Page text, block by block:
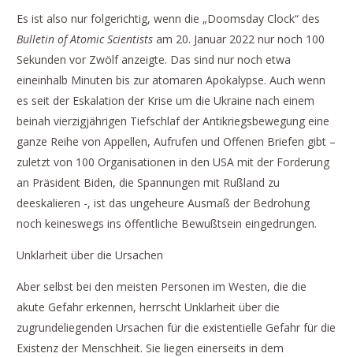
Es ist also nur folgerichtig, wenn die „Doomsday Clock“ des
Bulletin of Atomic Scientistsam 20. Januar 2022 nur noch 100
Sekunden vor Zwölf anzeigte. Das sind nur noch etwa
eineinhalb Minuten bis zur atomaren Apokalypse. Auch wenn
es seit der Eskalation der Krise um die Ukraine nach einem
beinah vierzigjährigen Tiefschlaf der Antikriegsbewegung eine
ganze Reihe von Appellen, Aufrufen und Offenen Briefen gibt –
zuletzt von 100 Organisationen in den USA mit der Forderung
an Präsident Biden, die Spannungen mit Rußland zu
deeskalieren -, ist das ungeheure Ausmaß der Bedrohung
noch keineswegs ins öffentliche Bewußtsein eingedrungen.
Unklarheit über die Ursachen
Aber selbst bei den meisten Personen im Westen, die die
akute Gefahr erkennen, herrscht Unklarheit über die
zugrundeliegenden Ursachen für die existentielle Gefahr für die
Existenz der Menschheit. Sie liegen einerseits in dem